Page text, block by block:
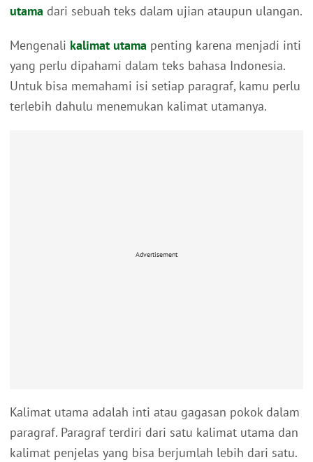
utama dari sebuah teks dalam ujian ataupun ulangan.
Mengenali kalimat utama penting karena menjadi inti
yang perlu dipahami dalam teks bahasa Indonesia.
Untuk bisa memahami isi setiap paragraf, kamu perlu
terlebih dahulu menemukan kalimat utamanya.
Advertisement
Kalimat utama adalah inti atau gagasan pokok dalam
paragraf. Paragraf terdiri dari satu kalimat utama dan
kalimat penjelas yang bisa berjumlah lebih dari satu.